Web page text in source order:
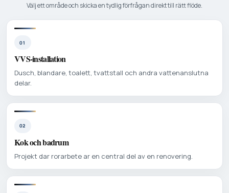
Välj ett område och skicka en tydlig förfrågan direkt till rätt flöde.
01
VVS-installation
Dusch, blandare, toalett, tvattstall och andra vattenanslutna
delar.
02
Kok och badrum
Projekt dar rorarbete ar en central del av en renovering.